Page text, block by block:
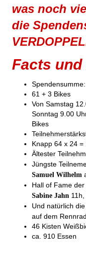
was noch
die
Facts und
61 + 3 Bikes
Von Samstag
Sonntag 9.00
Bikes
Knapp 64 x 24
Ältester
Jüngste
Samuel Wilhelm
Hall of Fame
Sabine Jahn 11h,
Und natürlich
auf dem
46 Kisten
ca. 910 Essen